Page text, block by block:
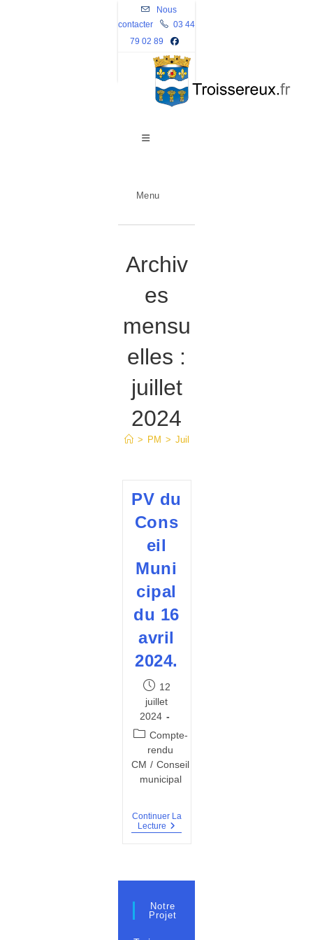
Skip
to
content
Nous
contacter
03 44
79 02 89
Menu
Archiv
es
mensu
elles :
juillet
2024
> PM > Juil
PV du
Cons
eil
Muni
cipal
du 16
avril
2024.
Publication
publiée :
12
juillet
2024
Post
category:
Compte-
rendu
CM / Conseil
municipal
Continuer La
Lecture PV
16
2024.
Notre
Projet